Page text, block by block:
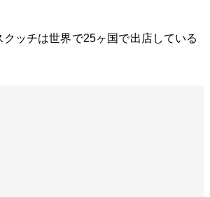
ッチは世界で25ヶ国で出店している